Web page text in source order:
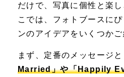
だけで、写真に個性と楽
こでは、フォトブースに
ンのアイデアをいくつかご
まず、定番のメッセージと
Married」や「Happily